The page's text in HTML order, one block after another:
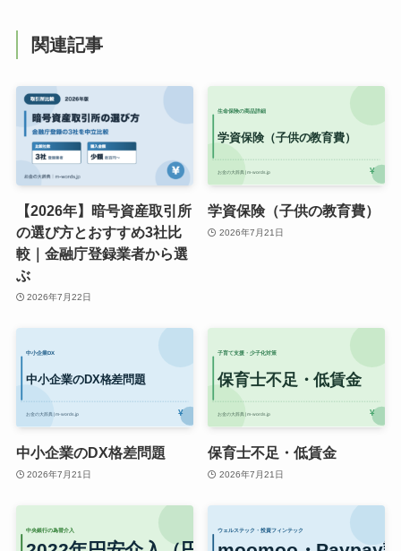
関連記事
【2026年】暗号資産取引所
の選び方とおすすめ3社比
較｜金融庁登録業者から選
ぶ
2026年7月22日
学資保険（子供の教育費）
2026年7月21日
中小企業のDX格差問題
2026年7月21日
保育士不足・低賃金
2026年7月21日